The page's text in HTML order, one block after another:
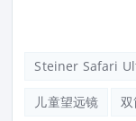
Steiner Safari
儿童望远镜